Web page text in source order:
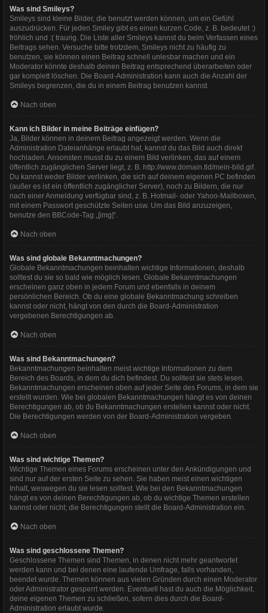
Was sind Smileys?
Smileys sind kleine Bilder, die benutzt werden können, um ein Gefühl
auszudrücken. Für jeden Smiley gibt es einen kurzen Code, z. B. bedeutet :)
fröhlich und :( traurig. Die Liste aller Smileys kannst du beim Verfassen eines
Beitrags sehen. Versuche bitte trotzdem, Smileys nicht zu häufig zu
benutzen, sie können einen Beitrag schnell unlesbar machen und ein
Moderator könnte deshalb deinen Beitrag entsprechend überarbeiten oder
gar komplett löschen. Die Board-Administration kann auch die Anzahl der
Smileys begrenzen, die du in einem Beitrag benutzen kannst.
Nach oben
Kann ich Bilder in meine Beiträge einfügen?
Ja, Bilder können in deinem Beitrag angezeigt werden. Wenn die
Administration Dateianhänge erlaubt hat, kannst du das Bild auch direkt
hochladen. Ansonsten musst du zu einem Bild verlinken, das auf einem
öffentlich zugänglichen Server liegt, z. B. http://www.domain.tld/mein-bild.gif.
Du kannst weder Bilder verlinken, die sich auf deinem eigenen PC befinden
(außer es ist ein öffentlich zugänglicher Server), noch zu Bildern, die nur
nach einer Anmeldung verfügbar sind, z. B. Hotmail- oder Yahoo-Mailboxen,
mit einem Passwort geschützte Seiten usw. Um das Bild anzuzeigen,
benutze den BBCode-Tag „[img]“.
Nach oben
Was sind globale Bekanntmachungen?
Globale Bekanntmachungen beinhalten wichtige Informationen, deshalb
solltest du sie so bald wie möglich lesen. Globale Bekanntmachungen
erscheinen ganz oben in jedem Forum und ebenfalls in deinem
persönlichen Bereich. Ob du eine globale Bekanntmachung schreiben
kannst oder nicht, hängt von den durch die Board-Administration
vergebenen Berechtigungen ab.
Nach oben
Was sind Bekanntmachungen?
Bekanntmachungen beinhalten meist wichtige Informationen zu dem
Bereich des Boards, in dem du dich befindest. Du solltest sie stets lesen.
Bekanntmachungen erscheinen oben auf jeder Seite des Forums, in dem sie
erstellt wurden. Wie bei globalen Bekanntmachungen hängt es von deinen
Berechtigungen ab, ob du Bekanntmachungen erstellen kannst oder nicht.
Die Berechtigungen werden von der Board-Administration vergeben.
Nach oben
Was sind wichtige Themen?
Wichtige Themen eines Forums erscheinen unter den Ankündigungen und
sind nur auf der ersten Seite zu sehen. Sie haben meist einen wichtigen
Inhalt, weswegen du sie lesen solltest. Wie bei den Bekanntmachungen
hängt es von deinen Berechtigungen ab, ob du wichtige Themen erstellen
kannst oder nicht; die Berechtigungen stellt die Board-Administration ein.
Nach oben
Was sind geschlossene Themen?
Geschlossene Themen sind Themen, in denen nicht mehr geantwortet
werden kann und bei denen eine laufende Umfrage, falls vorhanden,
beendet wurde. Themen können aus vielen Gründen durch einen Moderator
oder Administrator gesperrt werden. Eventuell hast du auch die Möglichkeit,
deine eigenen Themen zu schließen, sofern dies durch die Board-
Administration erlaubt wurde.